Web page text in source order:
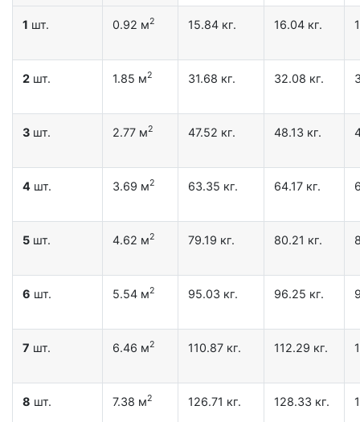
1 шт. 0.92 м2 15.84 кг. 16.04 кг.
2 шт. 1.85 м2 31.68 кг. 32.08 кг.
3 шт. 2.77 м2 47.52 кг. 48.13 кг.
4 шт. 3.69 м2 63.35 кг. 64.17 кг.
5 шт. 4.62 м2 79.19 кг. 80.21 кг.
6 шт. 5.54 м2 95.03 кг. 96.25 кг.
7 шт. 6.46 м2 110.87 кг. 112.29 кг.
8 шт. 7.38 м2 126.71 кг. 128.33 кг.